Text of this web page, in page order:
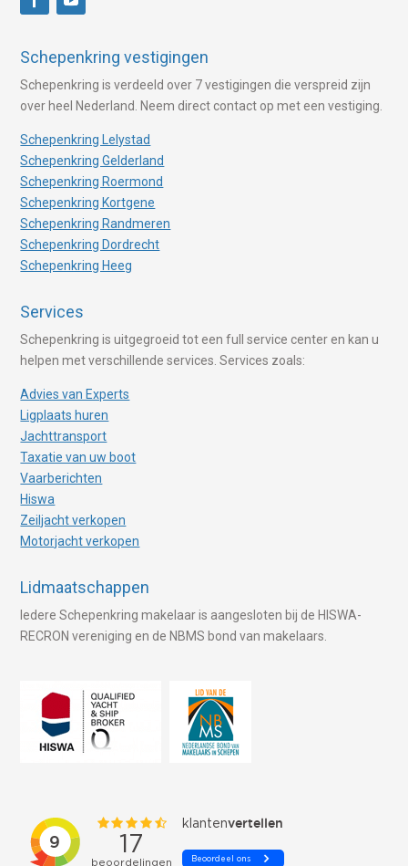
Schepenkring vestigingen
Schepenkring is verdeeld over 7 vestigingen die verspreid zijn
over heel Nederland. Neem direct contact op met een vestiging.
Schepenkring Lelystad
Schepenkring Gelderland
Schepenkring Roermond
Schepenkring Kortgene
Schepenkring Randmeren
Schepenkring Dordrecht
Schepenkring Heeg
Services
Schepenkring is uitgegroeid tot een full service center en kan u
helpen met verschillende services. Services zoals:
Advies van Experts
Ligplaats huren
Jachttransport
Taxatie van uw boot
Vaarberichten
Hiswa
Zeiljacht verkopen
Motorjacht verkopen
Lidmaatschappen
Iedere Schepenkring makelaar is aangesloten bij de HISWA-
RECRON vereniging en de NBMS bond van makelaars.